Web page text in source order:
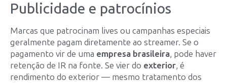
Publicidade e patrocínios
Marcas que patrocinam lives ou campanhas especiais
geralmente pagam diretamente ao streamer. Se o
pagamento vir de uma empresa brasileira, pode haver
retenção de IR na fonte. Se vier do exterior, é
rendimento do exterior — mesmo tratamento dos